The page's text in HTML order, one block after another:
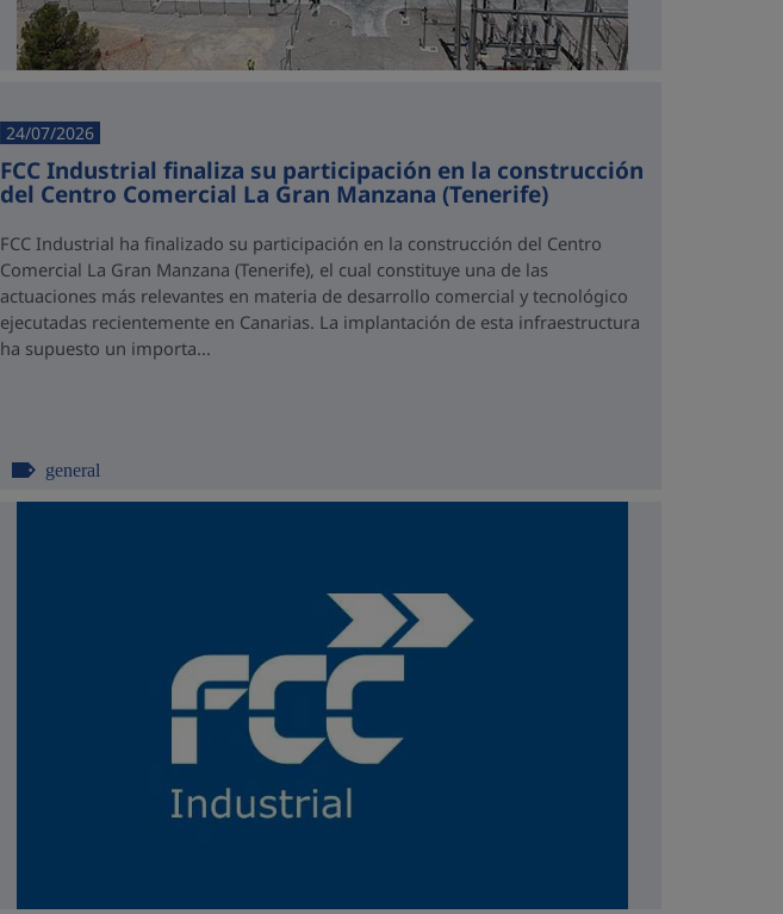
24/07/2026
FCC Industrial finaliza su participación en la construcción
del Centro Comercial La Gran Manzana (Tenerife)
FCC Industrial ha finalizado su participación en la construcción del Centro
Comercial La Gran Manzana (Tenerife), el cual constituye una de las
actuaciones más relevantes en materia de desarrollo comercial y tecnológico
ejecutadas recientemente en Canarias. La implantación de esta infraestructura
ha supuesto un importa...
general